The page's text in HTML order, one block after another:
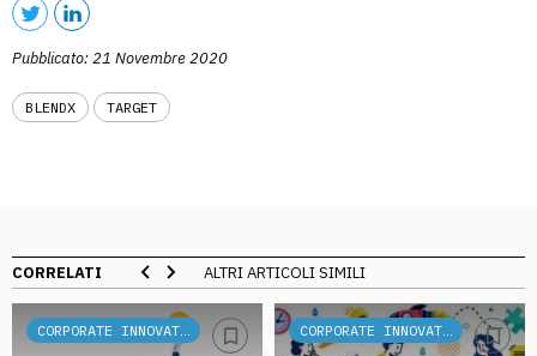
Pubblicato: 21 Novembre 2020
BLENDX TARGET
CORRELATI ALTRI ARTICOLI SIMILI